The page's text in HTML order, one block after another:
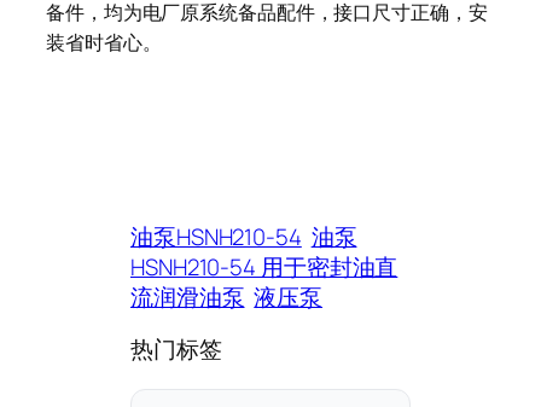
备件，均为电厂原系统备品配件，接口尺寸正确，安
装省时省心。
油泵HSNH210-54 油泵
HSNH210-54 用于密封油直
流润滑油泵 液压泵
热门标签